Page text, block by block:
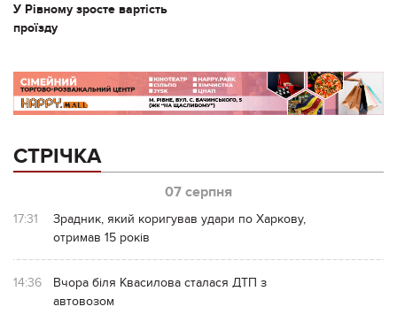
У Рівному зросте вартість
проїзду
СТРІЧКА
07 серпня
17:31
Зрадник, який коригував удари по Харкову,
отримав 15 років
14:36
Вчора біля Квасилова сталася ДТП з
автовозом